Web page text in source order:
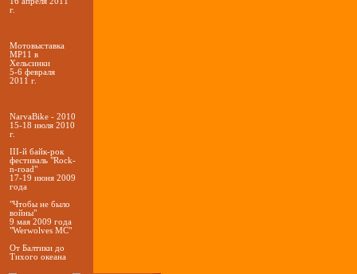
г.
Мотовыставка
MP11 в
Хельсинки
5-6 февраля
2011 г.
NarvaBike - 2010
15-18 июля 2010
г.
III-й байк-рок
фестиваль "Rock-
n-road"
17-19 июня 2009
года
"Чтобы не было
войны"
9 мая 2009 года
"Werwolves MC"
От Балтики до
Тихого океана